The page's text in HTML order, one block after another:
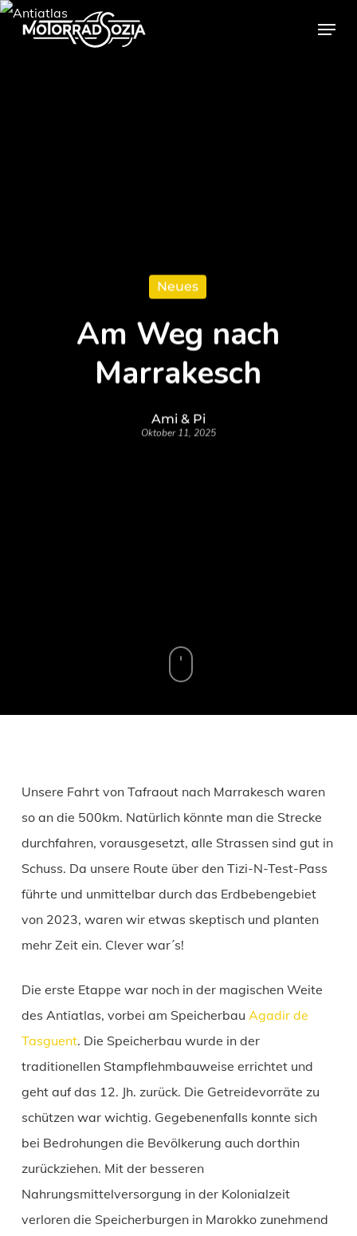
Skip
Menu
Neues
Am Weg nach
Marrakesch
Ami & Pi
Oktober 11, 2025
Unsere Fahrt von Tafraout nach Marrakesch waren
so an die 500km. Natürlich könnte man die Strecke
durchfahren, vorausgesetzt, alle Strassen sind gut in
Schuss. Da unsere Route über den Tizi-N-Test-Pass
führte und unmittelbar durch das Erdbebengebiet
von 2023, waren wir etwas skeptisch und planten
mehr Zeit ein. Clever war´s!
Die erste Etappe war noch in der magischen Weite
des Antiatlas, vorbei am Speicherbau Agadir de
Tasguent. Die Speicherbau wurde in der
traditionellen Stampflehmbauweise errichtet und
geht auf das 12. Jh. zurück. Die Getreidevorräte zu
schützen war wichtig. Gegebenenfalls konnte sich
bei Bedrohungen die Bevölkerung auch dorthin
zurückziehen. Mit der besseren
Nahrungsmittelversorgung in der Kolonialzeit
verloren die Speicherburgen in Marokko zunehmend